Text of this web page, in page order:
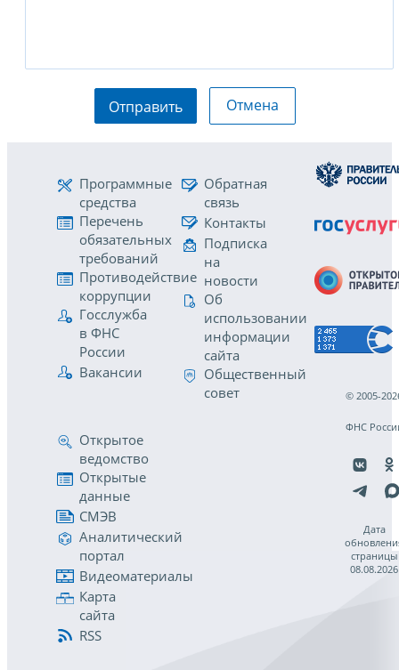
Отправить Отмена
Программные
средства
Перечень
обязательных
требований
Противодействие
коррупции
Госслужба
в ФНС
России
Вакансии
Обратная
связь
Контакты
Подписка
на
новости
Об
использовании
информации
сайта
Общественный
совет
Открытое
ведомство
Открытые
данные
СМЭВ
Аналитический
портал
Видеоматериалы
Карта
сайта
RSS
© 2005-
ФНС
Дата
страницы
08.08.2026